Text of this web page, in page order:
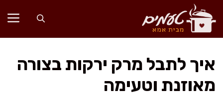
לדלג
לתוכן
איך לתבל מרק ירקות בצורה
מאוזנת וטעימה